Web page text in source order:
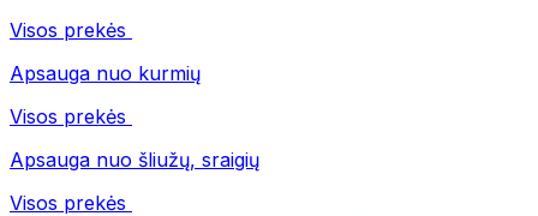
Visos prekės
Apsauga nuo kurmių
Visos prekės
Apsauga nuo šliužų, sraigių
Visos prekės